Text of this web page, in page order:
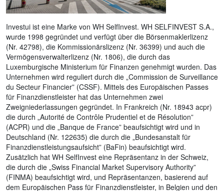
Investui ist eine Marke von WH SelfInvest. WH SELFINVEST S.A.,
wurde 1998 gegründet und verfügt über die Börsenmaklerlizenz
(Nr. 42798), die Kommissionärslizenz (Nr. 36399) und auch die
Vermögensverwalterlizenz (Nr. 1806), die durch das
Luxemburgische Ministerium für Finanzen genehmigt wurden. Das
Unternehmen wird reguliert durch die „Commission de Surveillance
du Secteur Financier” (CSSF). Mittels des Europäischen Passes
für Finanzdienstleister hat das Unternehmen zwei
Zweigniederlassungen gegründet. In Frankreich (Nr. 18943 acpr)
die durch „Autorité de Contrôle Prudentiel et de Résolution”
(ACPR) und die „Banque de France” beaufsichtigt wird und in
Deutschland (Nr. 122635) die durch die „Bundesanstalt für
Finanzdienstleistungsaufsicht” (BaFin) beaufsichtigt wird.
Zusätzlich hat WH SelfInvest eine Repräsentanz in der Schweiz,
die durch die „Swiss Financial Market Supervisory Authority”
(FINMA) beaufsichtigt wird, und Repräsentanzen, basierend auf
dem Europäischen Pass für Finanzdienstleister, in Belgien und den